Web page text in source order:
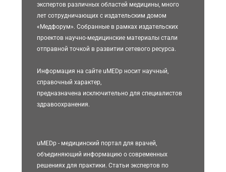
экспертов различных областей медицины, много
лет сотрудничающих с издательским домом
«Медфорум». Собранные в рамках издательских
проектов научно-медицинские материалы стали
отправной точкой в развитии сетевого ресурса.
Информация на сайте uMEDp носит научный,
справочный характер,
предназначена исключительно для специалистов
здравоохранения.
uMEDp - медицинский портал для врачей,
объединяющий информацию о современных
решениях для практики. Статьи экспертов по